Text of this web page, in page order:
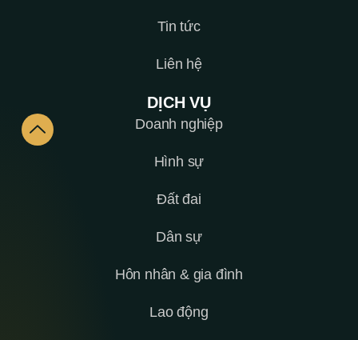
Tin tức
Liên hệ
DỊCH VỤ
Doanh nghiệp
Hình sự
Đất đai
Dân sự
Hôn nhân & gia đình
Lao động